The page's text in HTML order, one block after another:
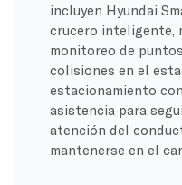
incluyen Hyundai
crucero inteligente,
monitoreo de
colisiones en el
estacionamiento
asistencia para
atención del
mantenerse en el